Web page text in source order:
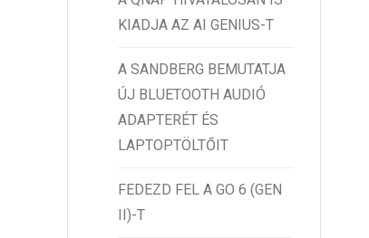
KIADJA AZ AI GENIUS-T
A SANDBERG BEMUTATJA
ÚJ BLUETOOTH AUDIÓ
ADAPTERÉT ÉS
LAPTOPTÖLTŐIT
FEDEZD FEL A GO 6 (GEN
II)-T